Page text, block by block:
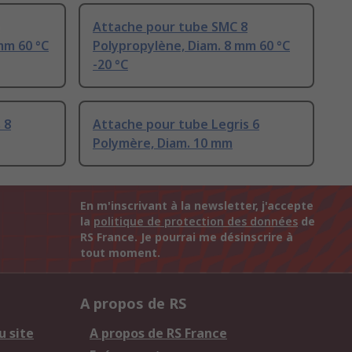
60 °C
Attache pour tube SMC 8
Polypropylène, Diam. 8 mm 60 °C
-20 °C
8
Attache pour tube Legris 6
Polymère, Diam. 10 mm
En m'inscrivant à la newsletter, j'accepte
la politique de protection des données de
RS France. Je pourrai me désinscrire à
tout moment.
site
A propos de RS
A propos de RS France